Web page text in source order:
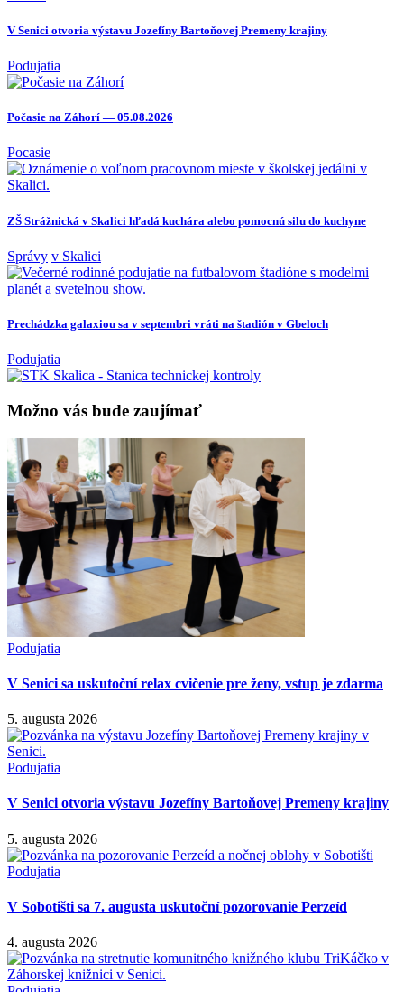
V Senici otvoria výstavu Jozefíny Bartoňovej Premeny krajiny
Podujatia
Počasie na Záhorí — 05.08.2026
Pocasie
ZŠ Strážnická v Skalici hľadá kuchára alebo pomocnú silu do kuchyne
Správy v Skalici
Prechádzka galaxiou sa v septembri vráti na štadión v Gbeloch
Podujatia
Možno vás bude zaujímať
Podujatia
V Senici sa uskutoční relax cvičenie pre ženy, vstup je zdarma
5. augusta 2026
Podujatia
V Senici otvoria výstavu Jozefíny Bartoňovej Premeny krajiny
5. augusta 2026
Podujatia
V Sobotišti sa 7. augusta uskutoční pozorovanie Perzeíd
4. augusta 2026